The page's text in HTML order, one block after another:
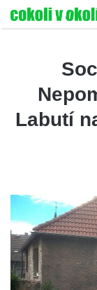
Labutí